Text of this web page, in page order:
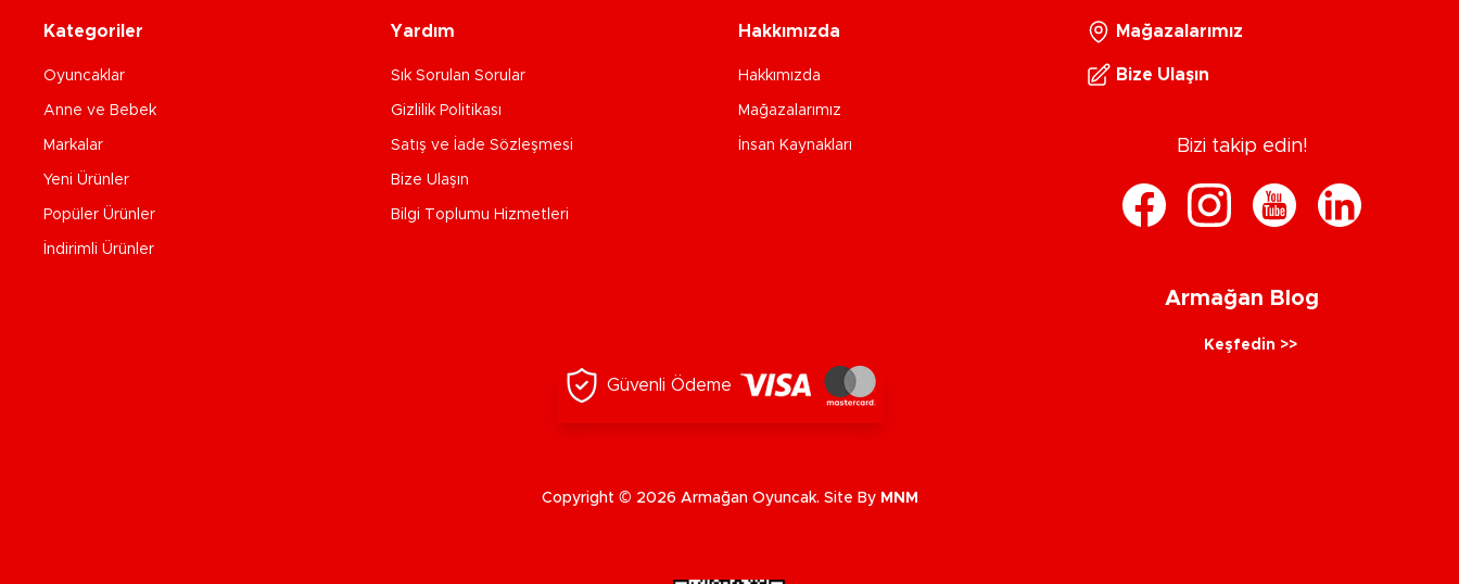
Kategoriler
Oyuncaklar
Anne ve Bebek
Markalar
Yeni Ürünler
Popüler Ürünler
İndirimli Ürünler
Yardım
Sık Sorulan Sorular
Gizlilik Politikası
Satış ve İade Sözleşmesi
Bize Ulaşın
Bilgi Toplumu Hizmetleri
Hakkımızda
Hakkımızda
Mağazalarımız
İnsan Kaynakları
Mağazalarımız
Bize Ulaşın
Bizi takip edin!
Armağan Blog
Keşfedin >>
Güvenli Ödeme
Copyright © 2026 Armağan Oyuncak. Site By MNM